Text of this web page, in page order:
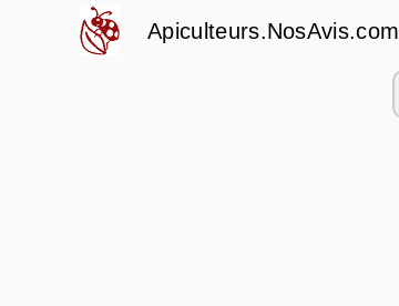
Apiculteurs.NosAvis.com